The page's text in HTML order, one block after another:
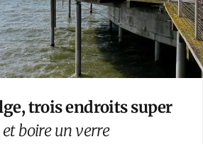
trois endroits super
boire un verre